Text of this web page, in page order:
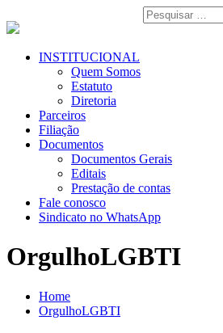
para
conteúdo
Pesquisar
por:
Menu
INSTITUCIONAL
Quem Somos
Estatuto
Diretoria
Parceiros
Filiação
Documentos
Documentos Gerais
Editais
Prestação de contas
Fale conosco
Sindicato no WhatsApp
OrgulhoLGBTI
Home
OrgulhoLGBTI